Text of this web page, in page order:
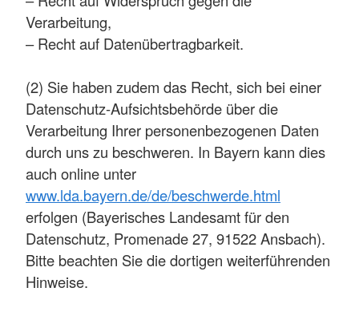
Verarbeitung,
– Recht auf Datenübertragbarkeit.
(2) Sie haben zudem das Recht, sich bei einer
Datenschutz-Aufsichtsbehörde über die
Verarbeitung Ihrer personenbezogenen Daten
durch uns zu beschweren. In Bayern kann dies
auch online unter
www.lda.bayern.de/de/beschwerde.html
erfolgen (Bayerisches Landesamt für den
Datenschutz, Promenade 27, 91522 Ansbach).
Bitte beachten Sie die dortigen weiterführenden
Hinweise.